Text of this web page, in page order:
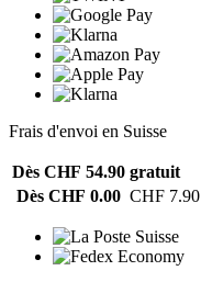
Frais d'envoi en Suisse
Dès CHF 54.90 gratuit
Dès CHF 0.00 CHF 7.90